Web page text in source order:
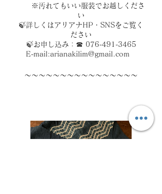
※汚れてもいい服装でお越しくださ
い
🍃詳しくはアリアナHP・SNSをご覧く
ださい
🍃お申し込み：☎ 076-491-3465
E-mail:arianakilim@gmail.com
～～～～～～～～～～～～～～～～